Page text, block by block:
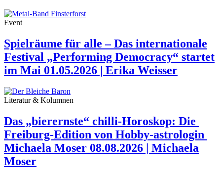
Event
Spielräume für alle – Das internationale
Festival „Performing Democracy“ startet
im Mai 01.05.2026 | Erika Weisser
Literatur & Kolumnen
Das „bierernste“ chilli-Horoskop: Die
Freiburg-Edition von Hobby-astrologin
Michaela Moser 08.08.2026 | Michaela
Moser